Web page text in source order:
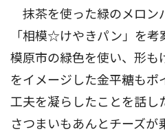
抹茶を使った緑のメロン
「相模☆けやきパン」を考
模原市の緑色を使い、形も
をイメージした金平糖もポ
工夫を凝らしたことを話し
さつまいもあんとチーズが